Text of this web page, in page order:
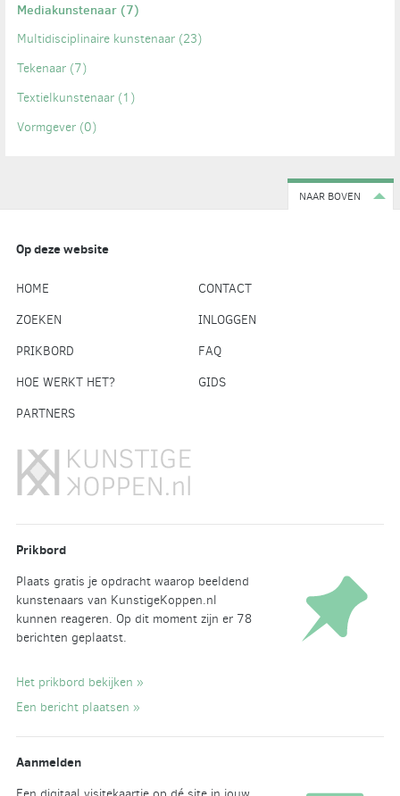
Mediakunstenaar(7)
Multidisciplinaire kunstenaar(23)
Tekenaar(7)
Textielkunstenaar(1)
Vormgever(0)
NAAR BOVEN
Op deze website
HOME
CONTACT
ZOEKEN
INLOGGEN
PRIKBORD
FAQ
HOE WERKT HET?
GIDS
PARTNERS
Prikbord
Plaats gratis je opdracht waarop beeldend
kunstenaars van KunstigeKoppen.nl
kunnen reageren. Op dit moment zijn er 78
berichten geplaatst.
Het prikbord bekijken »
Een bericht plaatsen »
Aanmelden